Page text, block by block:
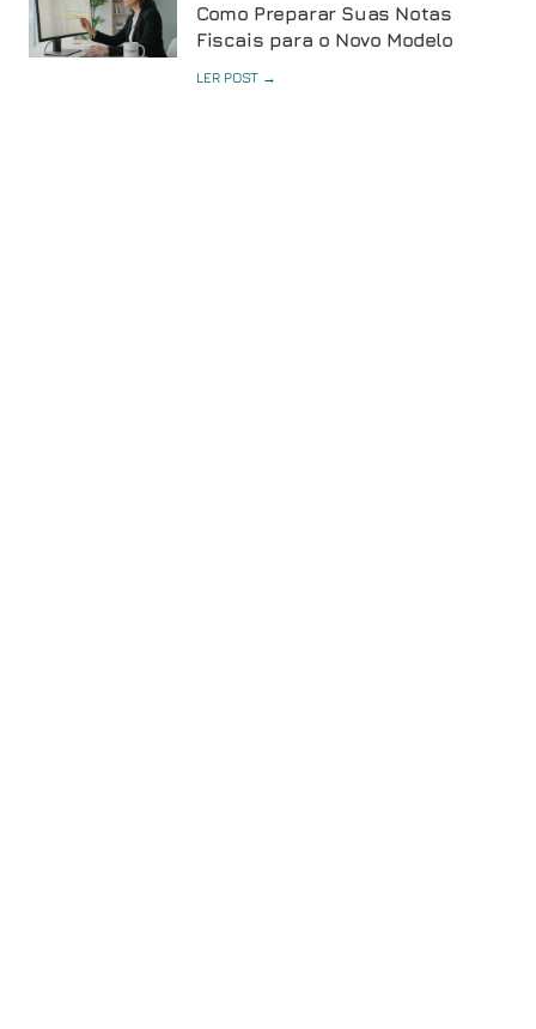
Como Preparar Suas Notas
Fiscais para o Novo Modelo
LER POST →